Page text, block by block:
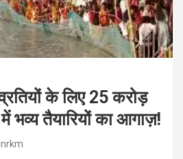
के लिए 25 करोड़
में भव्य तैयारियों का आगाज़!